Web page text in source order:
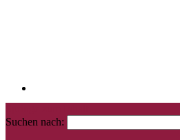
Suchen nach: